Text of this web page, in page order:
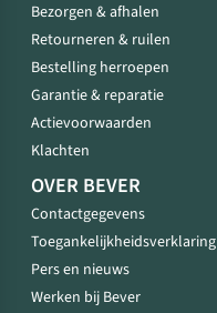
Bezorgen & afhalen
Retourneren & ruilen
Bestelling herroepen
Garantie & reparatie
Actievoorwaarden
Klachten
OVER BEVER
Contactgegevens
Toegankelijkheidsverklaring
Pers en nieuws
Werken bij Bever